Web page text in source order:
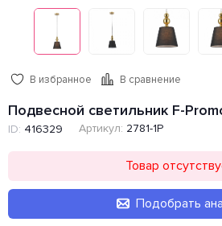
В избранное В сравнение
Подвесной светильник F-
ID: 416329 Артикул: 2781-1P
Товар
Подобрать